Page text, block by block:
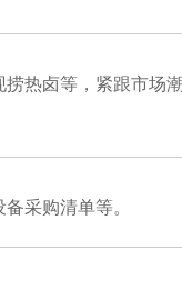
热卤等，紧跟市场
采购清单等。